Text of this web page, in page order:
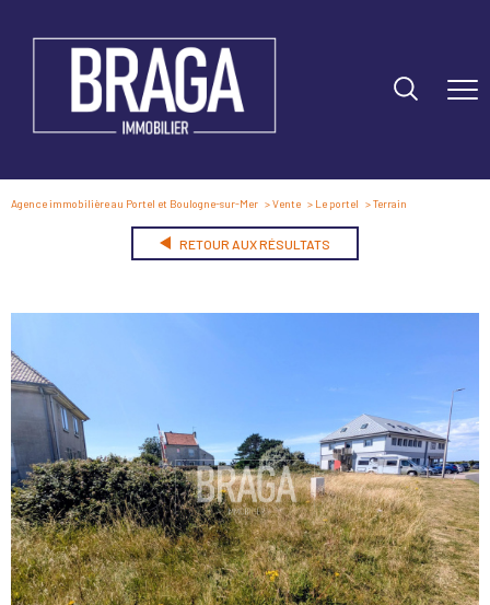
Agence immobilière au Portel et Boulogne-sur-Mer Vente Le portel Terrain
RETOUR AUX RÉSULTATS